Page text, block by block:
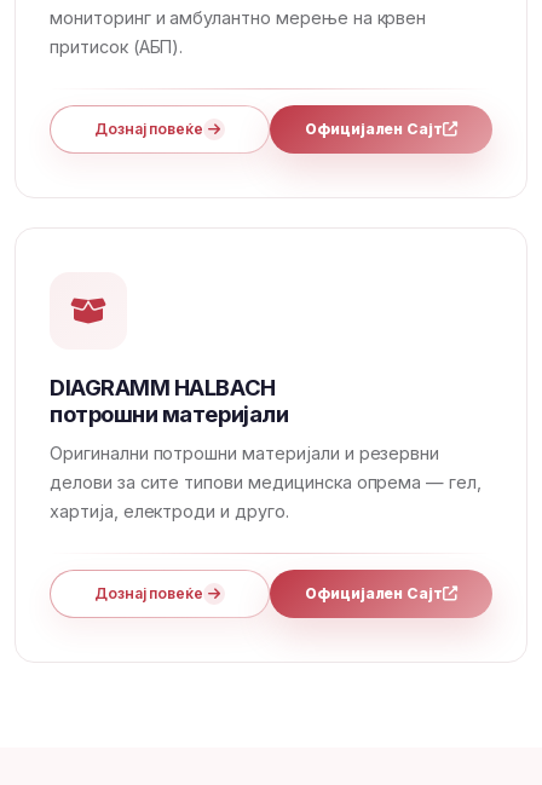
мониторинг и амбулантно мерење на крвен
притисок (АБП).
Дознај повеќе Официјален Сајт
DIAGRAMM HALBACH
потрошни материјали
Оригинални потрошни материјали и резервни
делови за сите типови медицинска опрема — гел,
хартија, електроди и друго.
Дознај повеќе Официјален Сајт